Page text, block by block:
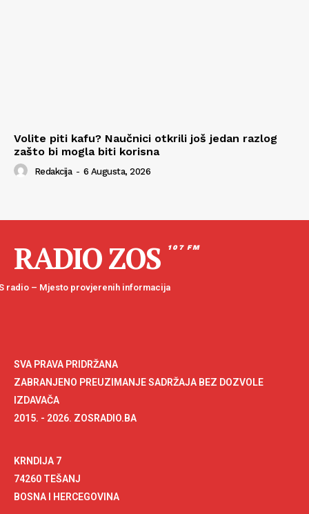
Volite piti kafu? Naučnici otkrili još jedan razlog
zašto bi mogla biti korisna
Redakcija - 6 Augusta, 2026
RADIO ZOS 107 FM
radio – Mjesto provjerenih informacija
SVA PRAVA PRIDRŽANA
ZABRANJENO PREUZIMANJE SADRŽAJA BEZ DOZVOLE
IZDAVAČA
2015. - 2026. ZOSRADIO.BA
KRNDIJA 7
74260 TEŠANJ
BOSNA I HERCEGOVINA